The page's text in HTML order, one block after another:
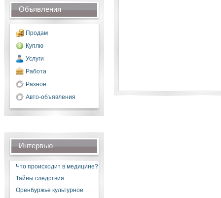
Объявления
Продам
Куплю
Услуги
Работа
Разное
Авто-объявления
Интервью
Что происходит в медицине?
Тайны следствия
Оренбуржье культурное